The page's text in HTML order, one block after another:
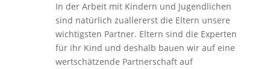
In der Arbeit mit Kindern und Jugendlichen
sind natürlich zuallererst die Eltern unsere
wichtigsten Partner. Eltern sind die Experten
für ihr Kind und deshalb bauen wir auf eine
wertschätzende Partnerschaft auf